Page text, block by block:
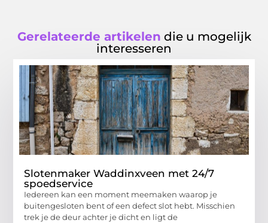
Gerelateerde artikelen die u mogelijk
interesseren
Slotenmaker Waddinxveen met 24/7
spoedservice
Iedereen kan een moment meemaken waarop je
buitengesloten bent of een defect slot hebt. Misschien
trek je de deur achter je dicht en ligt de